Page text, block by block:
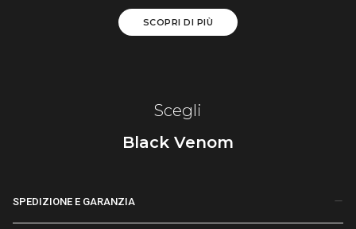
SCOPRI DI PIÙ
Scegli
Black Venom
SPEDIZIONE E GARANZIA